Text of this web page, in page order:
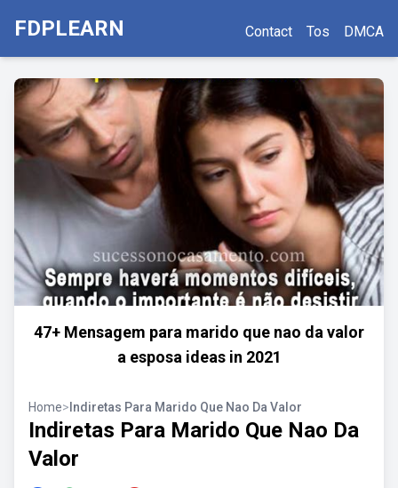
FDPLEARN Contact Tos DMCA
47+ Mensagem para marido que nao da valor
a esposa ideas in 2021
Home> Indiretas Para Marido Que Nao Da Valor
Indiretas Para Marido Que Nao Da
Valor